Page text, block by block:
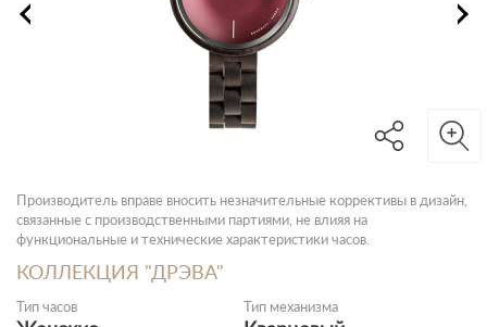
Производитель вправе вносить незначительные коррективы в дизайн,
связанные с производственными партиями, не влияя на
функциональные и технические характеристики часов.
КОЛЛЕКЦИЯ "ДРЭВА"
Тип часов Тип механизма